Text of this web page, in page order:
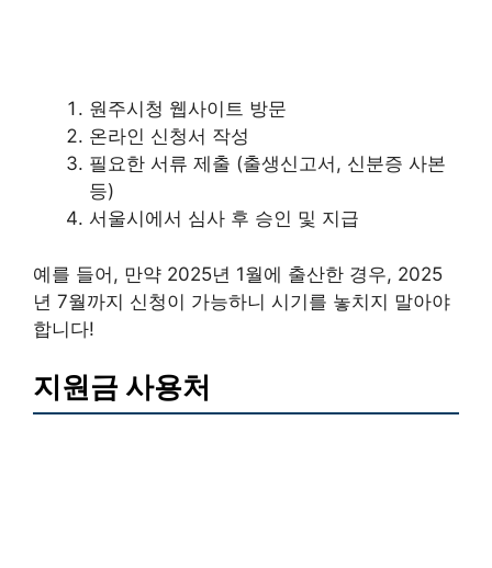
원주시청 웹사이트 방문
온라인 신청서 작성
필요한 서류 제출 (출생신고서, 신분증 사본
등)
서울시에서 심사 후 승인 및 지급
예를 들어, 만약 2025년 1월에 출산한 경우, 2025
년 7월까지 신청이 가능하니 시기를 놓치지 말아야
합니다!
지원금 사용처